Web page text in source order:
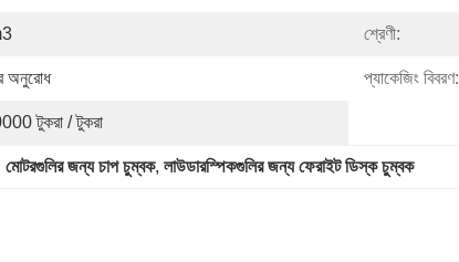
শ্রেণী:
অনুরোধ প্যাকেজিং বিবরণ:
টুকরা / টুকরা
মোটরগুলির জন্য চাপ চুম্বক, লাউডারস্পিকগুলির জন্য ফেরাইট ডিস্ক চুম্বক